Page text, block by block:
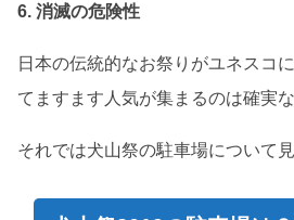
6. 消滅の危険性
日本の伝統的なお祭りがユネスコ
てますます人気が集まるのは確実
それでは犬山祭の駐車場について